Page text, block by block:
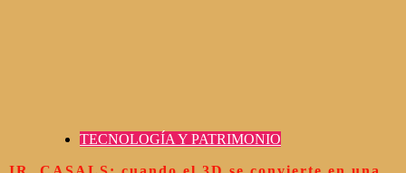
TECNOLOGÍA Y PATRIMONIO